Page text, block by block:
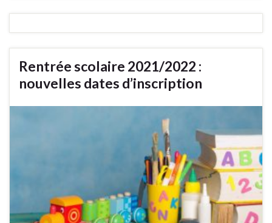
Rentrée scolaire 2021/2022 :
nouvelles dates d’inscription